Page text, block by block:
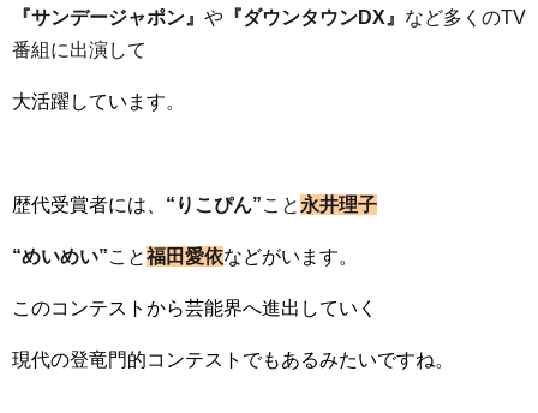
『サンデージャポン』 や 『ダウンタウンDX』 など多くのTV
番組に出演して
大活躍しています。
歴代受賞者には、 “りこぴん”こと 永井理子
“めいめい”こと福田愛依などがいます。
このコンテストから芸能界へ進出していく
現代の登竜門的コンテストでもあるみたいですね。